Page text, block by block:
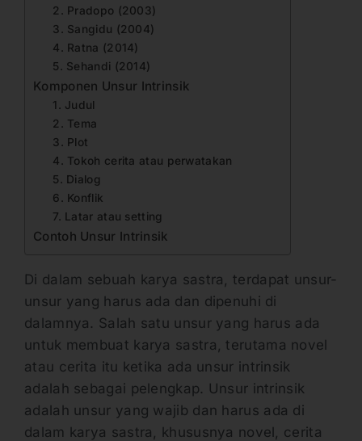
2. Pradopo (2003)
3. Sangidu (2004)
4. Ratna (2014)
5. Sehandi (2014)
Komponen Unsur Intrinsik
1. Judul
2. Tema
3. Plot
4. Tokoh cerita atau perwatakan
5. Dialog
6. Konflik
7. Latar atau setting
Contoh Unsur Intrinsik
Di dalam sebuah karya sastra, terdapat unsur-
unsur yang harus ada dan dipenuhi di
dalamnya. Salah satu unsur yang harus ada
untuk membuat karya sastra, terutama novel
atau cerita itu ketika ada unsur intrinsik
adalah sebagai pelengkap. Unsur intrinsik
adalah unsur yang wajib dan harus ada di
dalam karya sastra, khususnya novel, cerita